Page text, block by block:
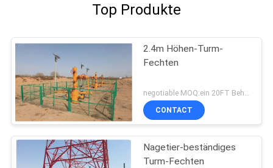
Top Produkte
2.4m Höhen-Turm-
Fechten
negotiable MOQ:ein 20FT Behälter
CONTACT
Nagetier-beständiges
Turm-Fechten